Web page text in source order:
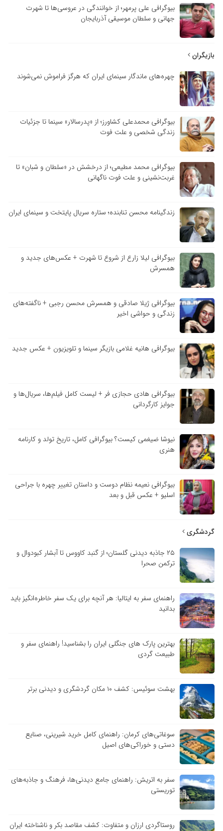
بیوگرافی علی پرمهر؛ از خوانندگی در عروسی‌ها تا شهرت
جهانی و سلطان موسیقی آذربایجان
بازیگران
چهره‌های ماندگار سینمای ایران که هرگز فراموش نمی‌شوند
بیوگرافی محمدعلی کشاورز؛ از «پدرسالار» سینما تا جزئیات
زندگی شخصی و علت فوت
بیوگرافی محمد مطیعی؛ از درخشش در «سلطان و شبان» تا
غربت‌نشینی و علت فوت ناگهانی
زندگینامه محسن تنابنده؛ ستاره سریال پایتخت و سینمای ایران
بیوگرافی لیلا زارع از شروع تا شهرت + عکس‌های جدید و
همسرش
بیوگرافی ژیلا صادقی و همسرش محسن رجبی + ناگفته‌های
زندگی و حواشی اخیر
بیوگرافی هانیه غلامی بازیگر سینما و تلویزیون + عکس جدید
بیوگرافی هادی حجازی فر + لیست کامل فیلم‌ها، سریال‌ها و
جوایز کارگردانی
نیوشا ضیغمی کیست؟ بیوگرافی کامل، تاریخ تولد و کارنامه
هنری
بیوگرافی نعیمه نظام دوست و داستان تغییر چهره با جراحی
اسلیو + عکس قبل و بعد
گردشگری
۲۵ جاذبه دیدنی گلستان؛ از گنبد کاووس تا آبشار کبودوال و
ترکمن صحرا
راهنمای سفر به ایتالیا: هر آنچه برای یک سفر خاطره‌انگیز باید
بدانید
بهترین پارک های جنگلی ایران را بشناسید! راهنمای سفر و
طبیعت گردی
بهشت سوئیس: کشف ۱۰ مکان گردشگری و دیدنی برتر
سوغاتی‌های کرمان: راهنمای کامل خرید شیرینی، صنایع
دستی و خوراکی‌های اصیل
سفر به اتریش: راهنمای جامع دیدنی‌ها، فرهنگ و جاذبه‌های
توریستی
روستاگردی ارزان و متفاوت: کشف مقاصد بکر و ناشناخته ایران